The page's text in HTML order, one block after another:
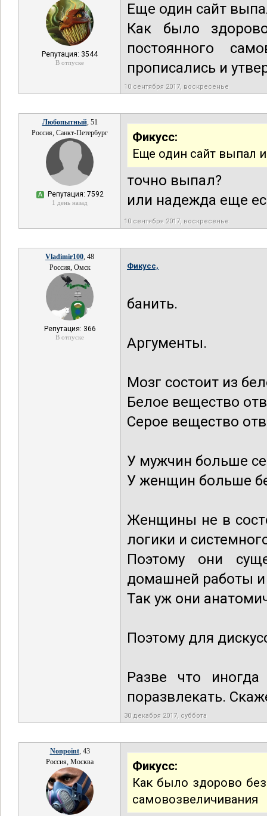
Репутация: 3544
В отпуске
Еще один сайт
Как было
постоянного
прописались и
10 сентября 2017, воскресенье
Любопытный, 51
Россия, Санкт-Петербург
А Репутация: 7592
1 день назад
Фикусс:
Еще один сайт выпал
точно выпал?
или надежда еще
10 сентября 2017, воскресенье
Vladimir100, 48
Россия, Омск
Репутация: 366
В отпуске
Фикусс,
банить.
Аргументы.
Мозг состоит из
Белое вещество
Серое вещество
У мужчин больше
У женщин больше
Женщины не в
логики и
Поэтому они
домашней работы
Так уж они
Поэтому для
Разве что
поразвлекать.
30 декабря 2017, суббота
Nonpoint, 43
Россия, Москва
Фикусс:
Как было здорово
самовозвеличивания